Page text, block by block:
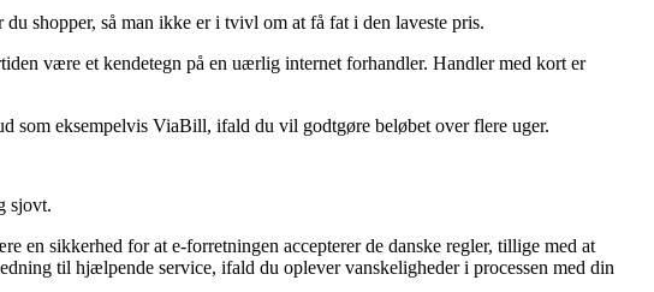
shopper, så man ikke er i tvivl om at få fat i den laveste pris.
være et kendetegn på en uærlig internet forhandler. Handler med kort er
som eksempelvis ViaBill, ifald du vil godtgøre beløbet over flere uger.
sjovt.
sikkerhed for at e-forretningen accepterer de danske regler, tillige med at
til hjælpende service, ifald du oplever vanskeligheder i processen med din